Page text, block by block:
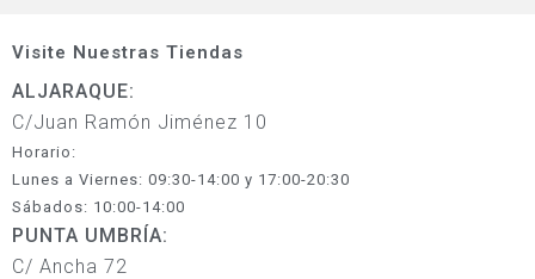
Visite Nuestras Tiendas
ALJARAQUE:
C/Juan Ramón Jiménez 10
Horario:
Lunes a Viernes: 09:30-14:00 y 17:00-20:30
Sábados: 10:00-14:00
PUNTA UMBRÍA:
C/ Ancha 72